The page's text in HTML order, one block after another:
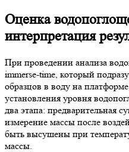
Оценка
интерпретация
При проведении анализа
immerse-time, который
образцов в воду на
установления уровня
два этапа: предварительная
измерение массы после
быть высушены при
массы.